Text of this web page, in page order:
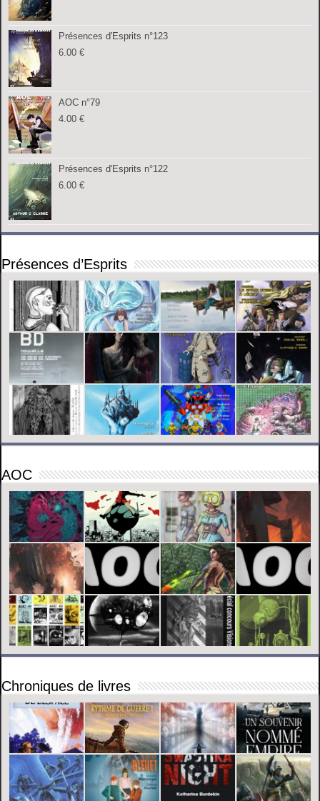
Présences d'Esprits n°123
6.00€
AOC n°79
4.00€
Présences d'Esprits n°122
6.00€
Présences d’Esprits
AOC
Chroniques de livres